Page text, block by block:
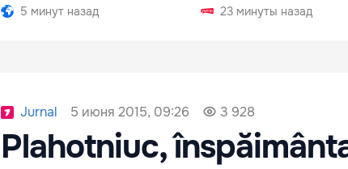
5 минут назад
23 минуты назад
Jurnal 5 июня 2015, 09:26 3 928
Plahotniuc,